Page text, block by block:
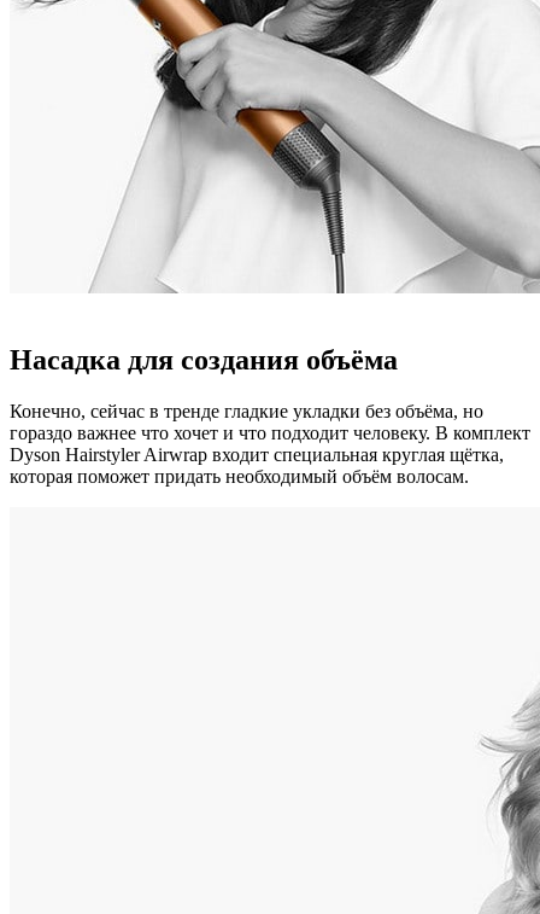
Насадка для создания объёма
Конечно, сейчас в тренде гладкие укладки без объёма, но
гораздо важнее что хочет и что подходит человеку. В комплект
Dyson Hairstyler Airwrap входит специальная круглая щётка,
которая поможет придать необходимый объём волосам.